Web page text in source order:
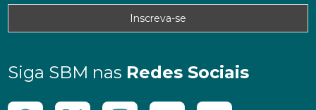
Siga SBM nas Redes Sociais